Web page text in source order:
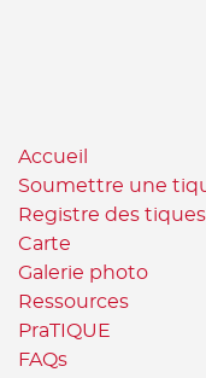
Accueil
Soumettre une
Registre des
Carte
Galerie photo
Ressources
PraTIQUE
FAQs